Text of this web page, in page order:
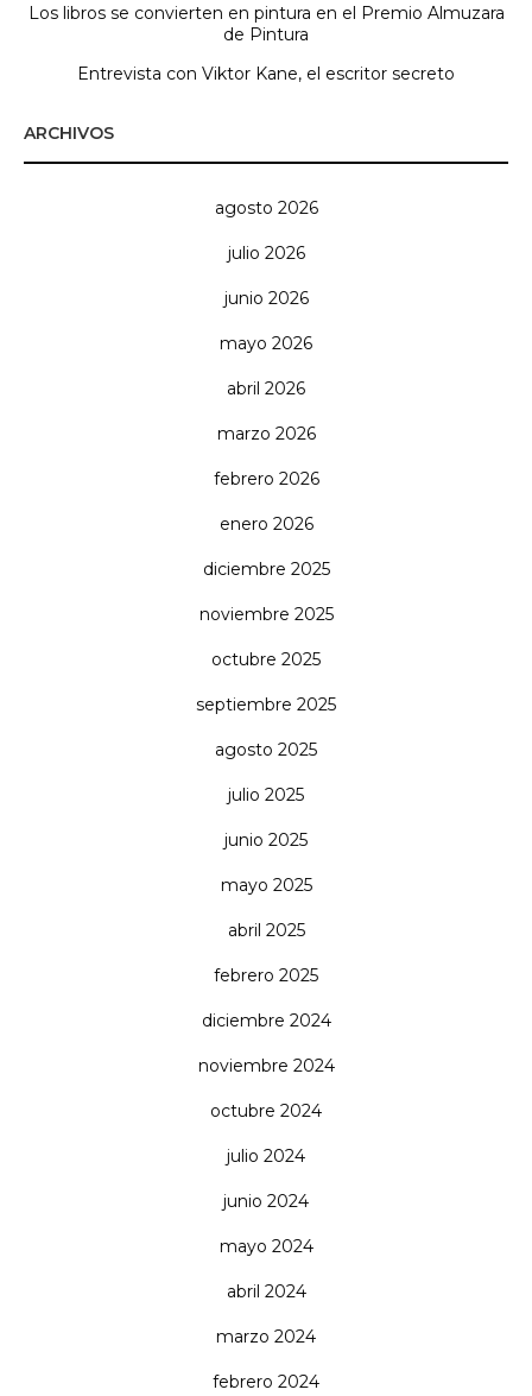
Los libros se convierten en pintura en el Premio Almuzara
de Pintura
Entrevista con Viktor Kane, el escritor secreto
ARCHIVOS
agosto 2026
julio 2026
junio 2026
mayo 2026
abril 2026
marzo 2026
febrero 2026
enero 2026
diciembre 2025
noviembre 2025
octubre 2025
septiembre 2025
agosto 2025
julio 2025
junio 2025
mayo 2025
abril 2025
febrero 2025
diciembre 2024
noviembre 2024
octubre 2024
julio 2024
junio 2024
mayo 2024
abril 2024
marzo 2024
febrero 2024